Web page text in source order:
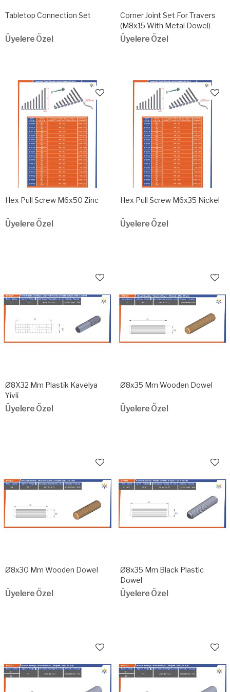
Tabletop Connection Set
Üyelere Özel
Corner Joint Set For Travers
(M8x15 With Metal Dowel)
Üyelere Özel
Hex Pull Screw M6x50 Zinc
Üyelere Özel
Hex Pull Screw M6x35 Nickel
Üyelere Özel
Ø8X32 Mm Plasti̇k Kavelya
Yi̇vli̇
Üyelere Özel
Ø8x35 Mm Wooden Dowel
Üyelere Özel
Ø8x30 Mm Wooden Dowel
Üyelere Özel
Ø8x35 Mm Black Plastic
Dowel
Üyelere Özel